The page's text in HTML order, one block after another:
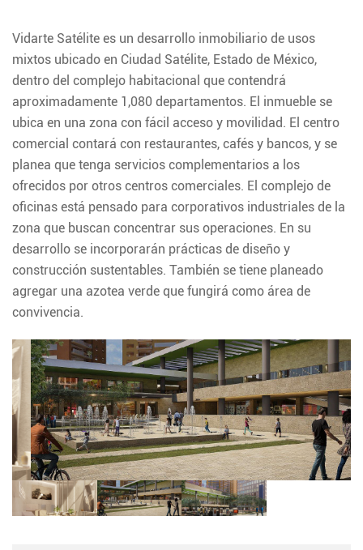
Vidarte Satélite es un desarrollo inmobiliario de usos
mixtos ubicado en Ciudad Satélite, Estado de México,
dentro del complejo habitacional que contendrá
aproximadamente 1,080 departamentos. El inmueble se
ubica en una zona con fácil acceso y movilidad. El centro
comercial contará con restaurantes, cafés y bancos, y se
planea que tenga servicios complementarios a los
ofrecidos por otros centros comerciales. El complejo de
oficinas está pensado para corporativos industriales de la
zona que buscan concentrar sus operaciones. En su
desarrollo se incorporarán prácticas de diseño y
construcción sustentables. También se tiene planeado
agregar una azotea verde que fungirá como área de
convivencia.